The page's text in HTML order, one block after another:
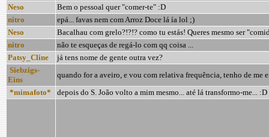
Neso
Bem o pessoal quer "comer-te" :D
nitro
epá... favas nem com Arroz Doce lá ía lol ;)
Neso
Bacalhau com grelo?!?!? como tu estás! Queres mesmo ser
nitro
não te esqueças de regá-lo com qq coisa ...
Patsy_Cline
já tens nome de gente outra vez?
Siebzigs-
Eins
quando for a aveiro, e vou com relativa frequência, tenho de me
*mimafoto*
depois do S. João volto a mim mesmo... até lá transformo-me... :D